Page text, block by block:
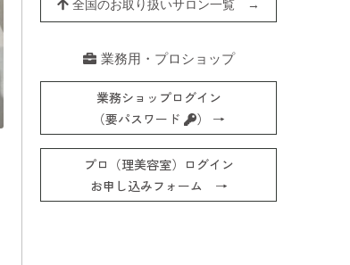
全国のお取り扱いサロン一覧 →
業務用・プロショップ
業務ショップログイン
（要パスワード
） →
プロ（理美容室）ログイン
お申し込みフォーム →